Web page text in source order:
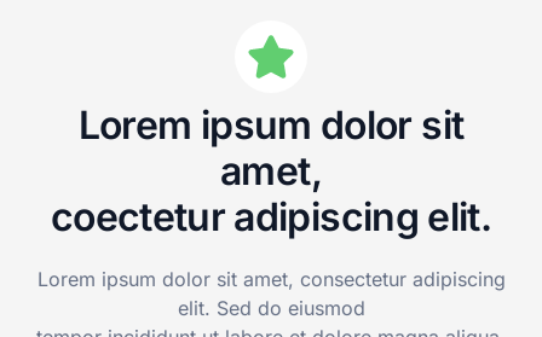
Lorem ipsum dolor sit
amet,
coectetur adipiscing elit.
Lorem ipsum dolor sit amet, consectetur adipiscing
elit. Sed do eiusmod